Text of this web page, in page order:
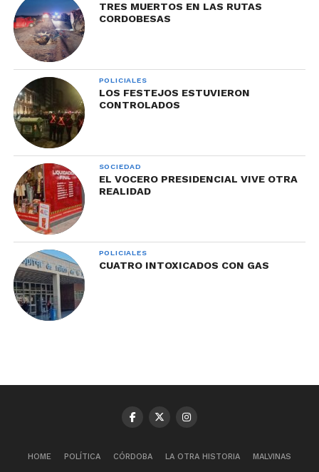
TRES MUERTOS EN LAS RUTAS
CORDOBESAS
POLICIALES
LOS FESTEJOS ESTUVIERON
CONTROLADOS
SOCIEDAD
EL VOCERO PRESIDENCIAL VIVE OTRA
REALIDAD
POLICIALES
CUATRO INTOXICADOS CON GAS
HOME POLÍTICA CÓRDOBA LA OTRA HISTORIA MALVINAS